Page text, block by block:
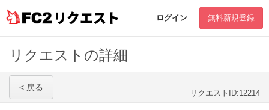
リクエスト ログイン 無料新規登録
リクエストの詳細
< 戻る
リクエストID:12214